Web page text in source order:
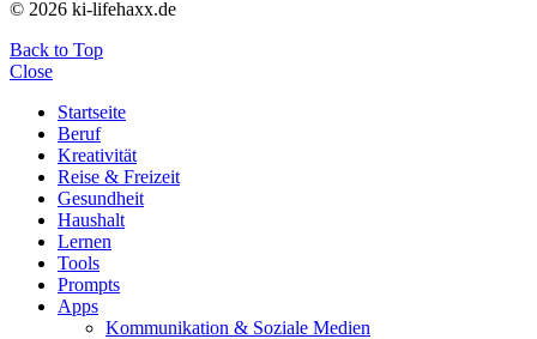
© 2026 ki-lifehaxx.de
Back to Top
Close
Startseite
Beruf
Kreativität
Reise & Freizeit
Gesundheit
Haushalt
Lernen
Tools
Prompts
Apps
Kommunikation & Soziale Medien